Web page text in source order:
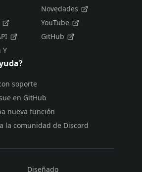
Y
Novedades
YouTube
GitHub
soporte
en GitHub
nueva función
la comunidad de Discord
Diseñado